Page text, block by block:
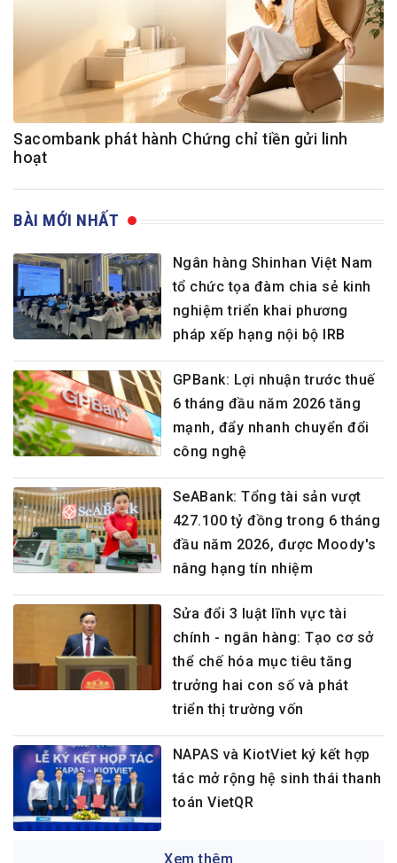
Sacombank phát hành Chứng chỉ tiền gửi linh
hoạt
BÀI MỚI NHẤT
Ngân hàng Shinhan Việt Nam
tổ chức tọa đàm chia sẻ kinh
nghiệm triển khai phương
pháp xếp hạng nội bộ IRB
GPBank: Lợi nhuận trước thuế
6 tháng đầu năm 2026 tăng
mạnh, đẩy nhanh chuyển đổi
công nghệ
SeABank: Tổng tài sản vượt
427.100 tỷ đồng trong 6 tháng
đầu năm 2026, được Moody's
nâng hạng tín nhiệm
Sửa đổi 3 luật lĩnh vực tài
chính - ngân hàng: Tạo cơ sở
thể chế hóa mục tiêu tăng
trưởng hai con số và phát
triển thị trường vốn
NAPAS và KiotViet ký kết hợp
tác mở rộng hệ sinh thái thanh
toán VietQR
Xem thêm